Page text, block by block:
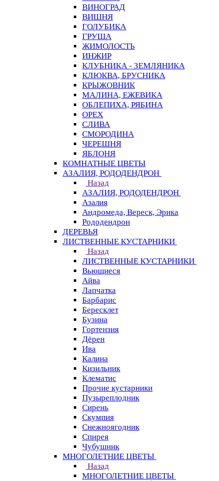
ВИНОГРАД
ВИШНЯ
ГОЛУБИКА
ГРУША
ЖИМОЛОСТЬ
ИНЖИР
КЛУБНИКА - ЗЕМЛЯНИКА
КЛЮКВА, БРУСНИКА
КРЫЖОВНИК
МАЛИНА, ЕЖЕВИКА
ОБЛЕПИХА, РЯБИНА
ОРЕХ
СЛИВА
СМОРОДИНА
ЧЕРЕШНЯ
ЯБЛОНЯ
КОМНАТНЫЕ ЦВЕТЫ
АЗАЛИЯ, РОДОДЕНДРОН
Назад
АЗАЛИЯ, РОДОДЕНДРОН
Азалия
Андромеда, Вереск, Эрика
Рододендрон
ДЕРЕВЬЯ
ЛИСТВЕННЫЕ КУСТАРНИКИ
Назад
ЛИСТВЕННЫЕ КУСТАРНИКИ
Вьющиеся
Айва
Лапчатка
Барбарис
Бересклет
Бузина
Гортензия
Дёрен
Ива
Калина
Кизильник
Клематис
Прочие кустарники
Пузыреплодник
Сирень
Скумпия
Снежноягодник
Спирея
Чубушник
МНОГОЛЕТНИЕ ЦВЕТЫ
Назад
МНОГОЛЕТНИЕ ЦВЕТЫ